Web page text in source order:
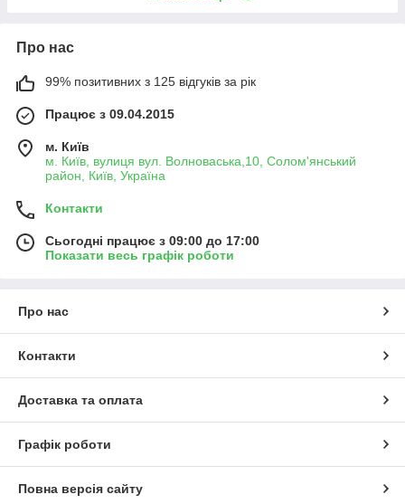
Про нас
99% позитивних з 125 відгуків за рік
Працює з 09.04.2015
м. Київ
м. Київ, вулиця вул. Волноваська,10, Солом'янський
район, Київ, Україна
Контакти
Сьогодні працює з 09:00 до 17:00
Показати весь графік роботи
Про нас
Контакти
Доставка та оплата
Графік роботи
Повна версія сайту